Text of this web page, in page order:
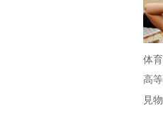
体
高
見